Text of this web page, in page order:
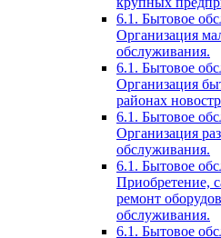
6.1. Бытовое
Организация
обслуживания.
6.1. Бытовое
Организация
районах
6.1. Бытовое
Организация
обслуживания.
6.1. Бытовое
Приобретение,
ремонт
обслуживания.
6.1. Бытовое